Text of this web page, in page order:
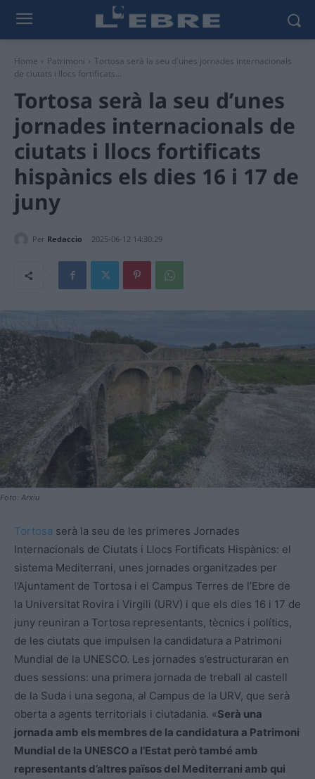
Home Patrimoni
Tortosa serà la seu d'unes jornades internacionals
de ciutats i llocs fortificats...
Tortosa serà la seu d’unes
jornades internacionals de
ciutats i llocs fortificats
hispànics els dies 16 i 17 de
juny
Per Redaccio 2025-06-12 14:30:29
Foto: Arxiu
Tortosa serà la seu de les primeres Jornades
Internacionals de Ciutats i Llocs Fortificats Hispànics: el
sistema Mediterrani, unes jornades organitzades per
l’Ajuntament de Tortosa i el Campus Terres de l’Ebre de
la Universitat Rovira i Virgili (URV) i que els dies 16 i 17 de
juny reuniran a Tortosa representants, tècnics i polítics,
de les ciutats que impulsen la candidatura a Patrimoni
Mundial de la UNESCO. Les jornades s’estructuraran en
dues sessions: una primera jornada de treball al castell
de la Suda i una segona, al Campus de la URV, que serà
oberta a agents territorials i ciutadania. «Serà una
jornada amb els membres de la candidatura a Patrimoni
Mundial de la UNESCO a l’Estat però també amb
representants d’altres països del Mediterrani amb qui